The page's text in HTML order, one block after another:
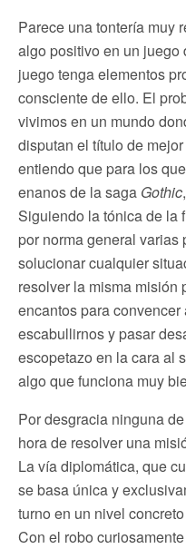
Parece una tontería muy
algo positivo en un juego
juego tenga elementos
consciente de ello. El
vivimos en un mundo
disputan el título de
entiendo que para los
enanos de la saga Gothic
Siguiendo la tónica de la
por norma general
solucionar cualquier
resolver la misma misión
encantos para
escabullirnos y pasar
escopetazo en la cara al
algo que funciona muy
Por desgracia ninguna
hora de resolver una
La vía diplomática, que
se basa única y
turno en un nivel
Con el robo